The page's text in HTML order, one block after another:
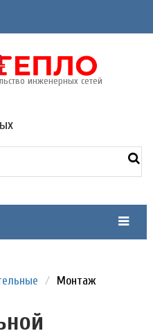
инженерных сетей
/ Монтаж